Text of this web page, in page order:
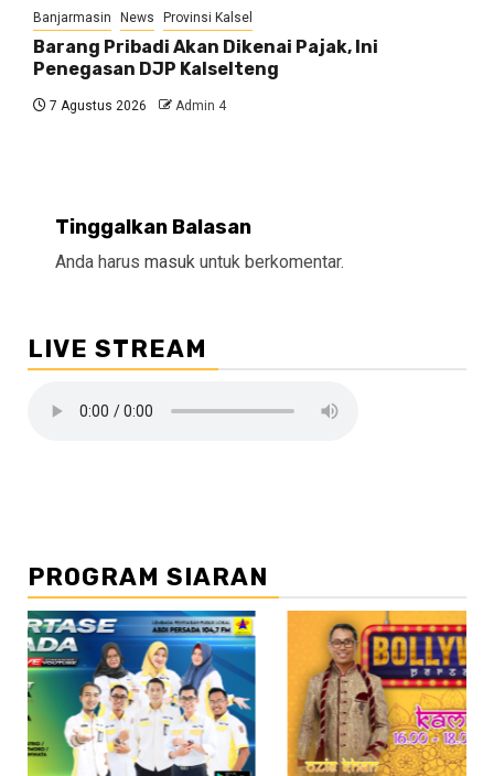
Banjarmasin News Provinsi Kalsel
Barang Pribadi Akan Dikenai Pajak, Ini
Penegasan DJP Kalselteng
7 Agustus 2026 Admin 4
Tinggalkan Balasan
Anda harus masuk untuk berkomentar.
LIVE STREAM
PROGRAM SIARAN
//2